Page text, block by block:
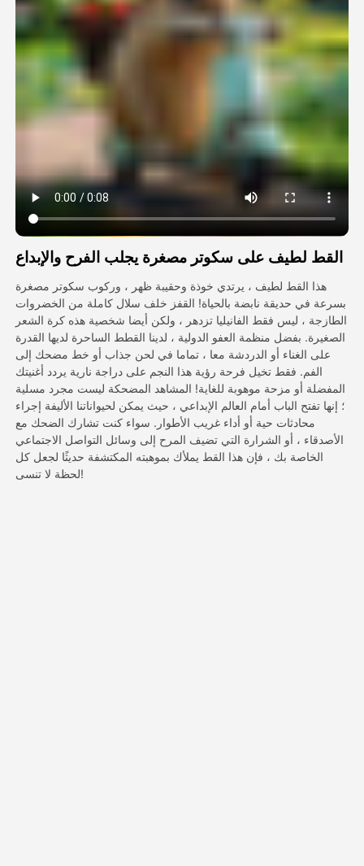
فيديو الصورة الرمزية
▼
فيديو AI ▼
صور منظمة العفو الدولية ▼
أدوات أخرى
الاستعراض
المدونة
التسعير
API
القط لطيف على سكوتر مصغرة يجلب الفرح والإبداع
هذا القط لطيف ، يرتدي خوذة وحقيبة ظهر ، وركوب سكوتر مصغرة
بسرعة في حديقة نابضة بالحياة! القفز خلف سلال كاملة من الخضروات
الطازجة ، ليس فقط الفانيليا تزدهر ، ولكن أيضا شخصية هذه كرة الشعر
الصغيرة. بفضل منظمة العفو الدولية ، لدينا القطط الساحرة لديها القدرة
على الغناء أو الدردشة معا ، تماما في لحن جذاب أو خط مضحك إلى
الفم. فقط تخيل فرحة رؤية هذا النجم على دراجة نارية يردد أغنيتك
المفضلة أو مزحة موهوبة للغاية! المشاهد المضحكة ليست مجرد مسلية
؛ إنها تفتح الباب أمام العالم الإبداعي ، حيث يمكن لحيواناتنا الأليفة إجراء
محادثات حية أو أداء غريب الأطوار. سواء كنت تشارك الضحك مع
الأصدقاء ، أو الشرارة التي تضيف المرح إلى وسائل التواصل الاجتماعي
الخاصة بك ، فإن هذا القط يملأك بموهبته المكتشفة حديثًا لجعل كل
لحظة لا تنسى!